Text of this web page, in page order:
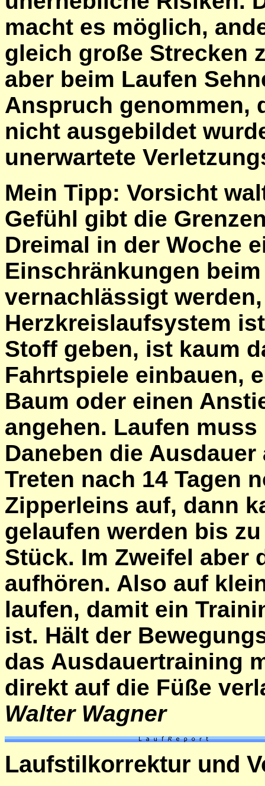
macht es möglich,
gleich große Strecken
aber beim Laufen
Anspruch genommen,
nicht ausgebildet
unerwartete
Mein Tipp: Vorsicht
Gefühl gibt die
Dreimal in der Woche
Einschränkungen
vernachlässigt
Herzkreislaufsystem
Stoff geben, ist kaum
Fahrtspiele einbauen,
Baum oder einen
angehen. Laufen
Daneben die
Treten nach 14 Tagen
Zipperleins auf, dann
gelaufen werden bis
Stück. Im Zweifel aber
aufhören. Also auf
laufen, damit ein
ist. Hält der
das Ausdauertraining
direkt auf die Füße
Walter Wagner
Laufstilkorrektur und